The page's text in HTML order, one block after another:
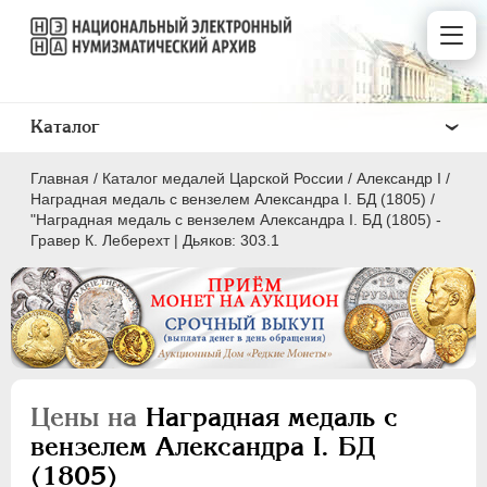
Главная / Каталог медалей Царской России / Александр I /
Наградная медаль с вензелем Александра I. БД (1805) /
"Наградная медаль с вензелем Александра I. БД (1805) -
Гравер К. Леберехт | Дьяков: 303.1
Цены на Наградная медаль с
вензелем Александра I. БД
(1805)
Каталог
ВСЕ
ПEТР I 1699-1725
ПЕТР II
1727-1729
АННА ИОАННОВНА 1730-1740
ИОАНН АНТОНОВИЧ
1740-1741